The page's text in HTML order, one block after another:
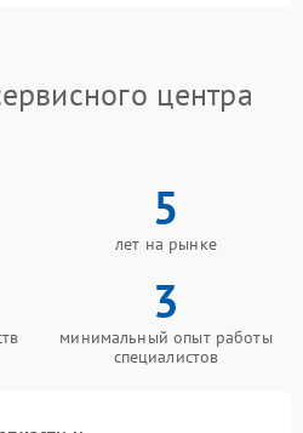
центра
5
лет на рынке
3
минимальный опыт работы
специалистов